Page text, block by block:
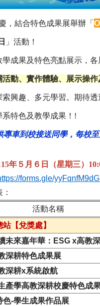
，結合特色成果展舉辦「
」活動！
學成果及特色亮點展示，各
活動、實作體驗、展示操
興趣、多元學習。 期待透
特色及教學成果！!
車到校接送同學，每校至
年５月６日（星期三）
forms.gle/
活動名稱
【兌獎處】
未來嘉年華：ESG x高教
深耕特色成果展
深耕x系統啟航
產學高教深耕校慶特色成
色-學生成果作品展